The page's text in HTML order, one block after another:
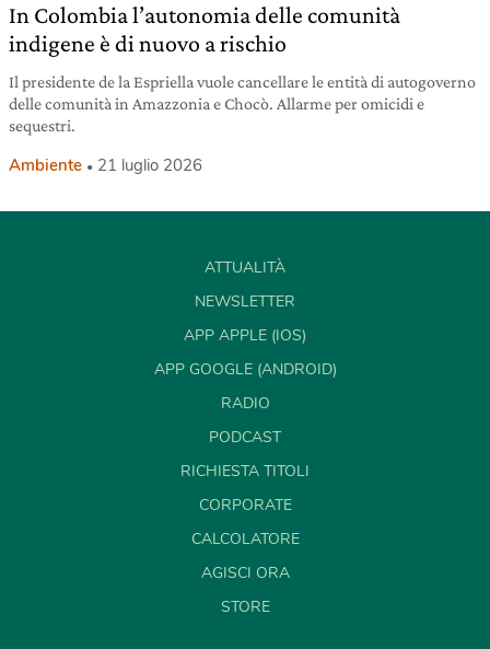
In Colombia l’autonomia delle comunità
indigene è di nuovo a rischio
Il presidente de la Espriella vuole cancellare le entità di autogoverno
delle comunità in Amazzonia e Chocò. Allarme per omicidi e
sequestri.
Ambiente 21 luglio 2026
ATTUALITÀ
NEWSLETTER
APP APPLE (IOS)
APP GOOGLE (ANDROID)
RADIO
PODCAST
RICHIESTA TITOLI
CORPORATE
CALCOLATORE
AGISCI ORA
STORE